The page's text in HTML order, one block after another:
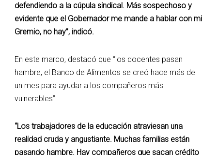
defendiendo a la cúpula sindical. Más sospechoso y
evidente que el Gobernador me mande a hablar con mi
Gremio, no hay”, indicó.
En este marco, destacó que “los docentes pasan
hambre, el Banco de Alimentos se creó hace más de
un mes para ayudar a los compañeros más
vulnerables”.
“Los trabajadores de la educación atraviesan una
realidad cruda y angustiante. Muchas familias están
pasando hambre. Hay compañeros que sacan crédito